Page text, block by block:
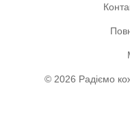
© 2026 Радіємо